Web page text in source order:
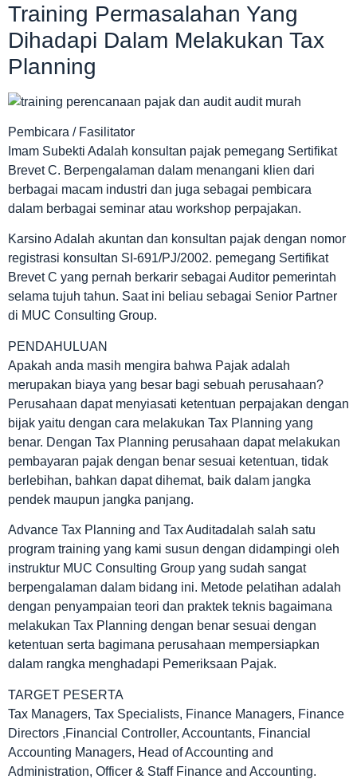
Training Permasalahan Yang
Dihadapi Dalam Melakukan Tax
Planning
Pembicara / Fasilitator
Imam Subekti Adalah konsultan pajak pemegang Sertifikat
Brevet C. Berpengalaman dalam menangani klien dari
berbagai macam industri dan juga sebagai pembicara
dalam berbagai seminar atau workshop perpajakan.
Karsino Adalah akuntan dan konsultan pajak dengan nomor
registrasi konsultan SI-691/PJ/2002. pemegang Sertifikat
Brevet C yang pernah berkarir sebagai Auditor pemerintah
selama tujuh tahun. Saat ini beliau sebagai Senior Partner
di MUC Consulting Group.
PENDAHULUAN
Apakah anda masih mengira bahwa Pajak adalah
merupakan biaya yang besar bagi sebuah perusahaan?
Perusahaan dapat menyiasati ketentuan perpajakan dengan
bijak yaitu dengan cara melakukan Tax Planning yang
benar. Dengan Tax Planning perusahaan dapat melakukan
pembayaran pajak dengan benar sesuai ketentuan, tidak
berlebihan, bahkan dapat dihemat, baik dalam jangka
pendek maupun jangka panjang.
Advance Tax Planning and Tax Auditadalah salah satu
program training yang kami susun dengan didampingi oleh
instruktur MUC Consulting Group yang sudah sangat
berpengalaman dalam bidang ini. Metode pelatihan adalah
dengan penyampaian teori dan praktek teknis bagaimana
melakukan Tax Planning dengan benar sesuai dengan
ketentuan serta bagimana perusahaan mempersiapkan
dalam rangka menghadapi Pemeriksaan Pajak.
TARGET PESERTA
Tax Managers, Tax Specialists, Finance Managers, Finance
Directors ,Financial Controller, Accountants, Financial
Accounting Managers, Head of Accounting and
Administration, Officer & Staff Finance and Accounting.